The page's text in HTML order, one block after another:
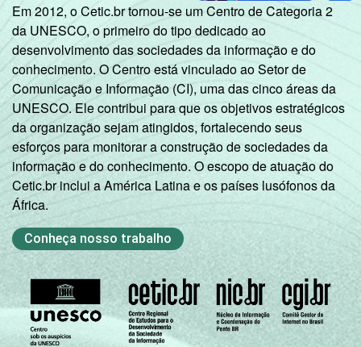
Em 2012, o Cetic.br tornou-se um Centro de Categoria 2
da UNESCO, o primeiro do tipo dedicado ao
desenvolvimento das sociedades da informação e do
conhecimento. O Centro está vinculado ao Setor de
Comunicação e Informação (CI), uma das cinco áreas da
UNESCO. Ele contribui para que os objetivos estratégicos
da organização sejam atingidos, fortalecendo seus
esforços para monitorar a construção de sociedades da
informação e do conhecimento. O escopo de atuação do
Cetic.br inclui a América Latina e os países lusófonos da
África.
Conheça nosso trabalho